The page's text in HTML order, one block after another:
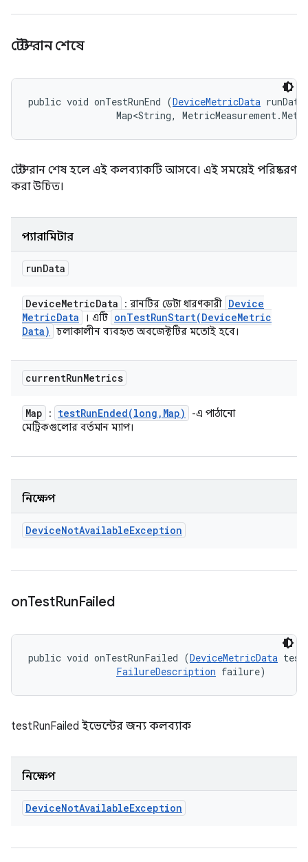
টেস্ট রান শেষে
public void onTestRunEnd (DeviceMetricData
Map<String,
টেস্ট রান শেষ হলে এই কলব্যাকটি আসবে। এই সময়েই পরিষ্করণ
করা উচিত।
প্যারামিটার
runData
DeviceMetricData : রানটির ডেটা ধারণকারী Device
MetricData । এটি onTestRunStart(DeviceMetric
Data)
চলাকালীন ব্যবহৃত অবজেক্টটির মতোই হবে।
currentRunMetrics
Map : testRunEnded(long , Map)
-এ পাঠানো
মেট্রিকগুলোর বর্তমান ম্যাপ।
নিক্ষেপ
DeviceNotAvailableException
onTestRunFailed
public void onTestRunFailed (DeviceMetricData
FailureDescription failure)
testRunFailed ইভেন্টের জন্য কলব্যাক
নিক্ষেপ
DeviceNotAvailableException